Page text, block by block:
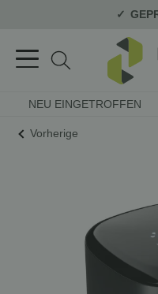
NEU EINGETROFFEN
Vorherige